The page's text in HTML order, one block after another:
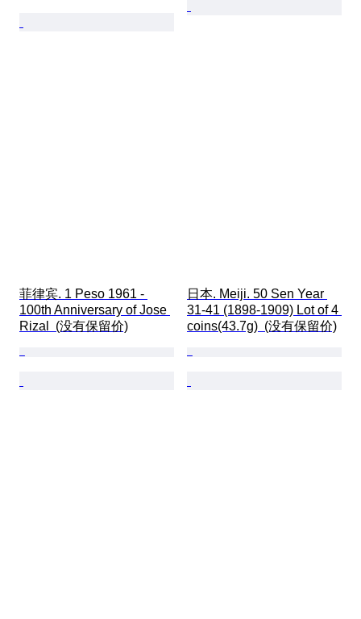
菲律宾. 1 Peso 1961 -
100th Anniversary of Jose
Rizal  (没有保留价)
日本. Meiji. 50 Sen Year
31-41 (1898-1909) Lot of 4
coins(43.7g)  (没有保留价)